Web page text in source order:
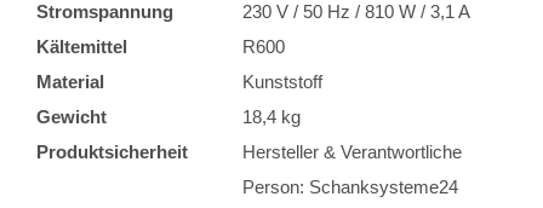
Stromspannung
230 V / 50 Hz / 810 W / 3,1 A
Kältemittel
R600
Material
Kunststoff
Gewicht
18,4 kg
Produktsicherheit
Hersteller & Verantwortliche
Person: Schanksysteme24